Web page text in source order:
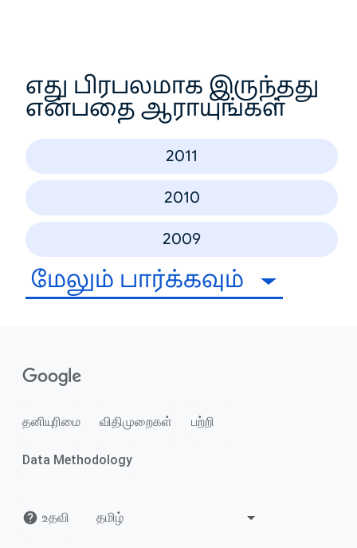
எது பிரபலமாக இருந்தது
என்பதை ஆராயுங்கள்
2011
2010
2009
மேலும் பார்க்கவும்
தனியுரிமை விதிமுறைகள் பற்றி
Data Methodology
உதவி